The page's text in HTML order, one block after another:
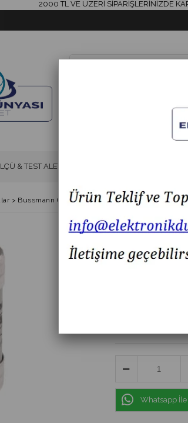
2000 TL VE ÜZERİ SİPARİŞLERİNİZDE KARGO
& TEST ALETLERİ
> Bussmann C10G32-32A 10x38 Normal Sigorta
Bussmann
Whatsapp İle